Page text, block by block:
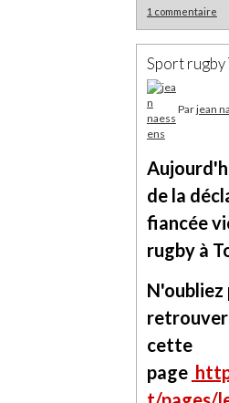
1 commentaire
Sport rugby
Parjean
de la
fiancée
rugby à
N'oubliez
retrouver
cette
page